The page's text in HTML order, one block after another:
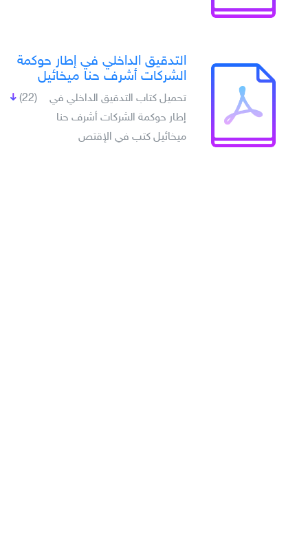
التدقيق الداخلي في إطار حوكمة
الشركات أشرف حنا ميخائيل
(22)
تحميل كتاب التدقيق الداخلي في
إطار حوكمة الشركات أشرف حنا
ميخائيل كتب في الإقتص